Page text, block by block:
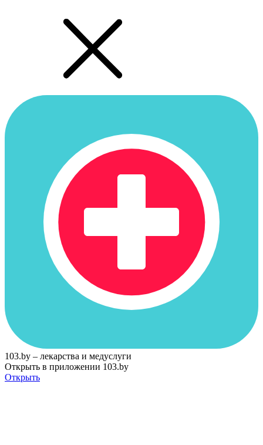
103.by – лекарства и медуслуги
Открыть в приложении 103.by
Открыть